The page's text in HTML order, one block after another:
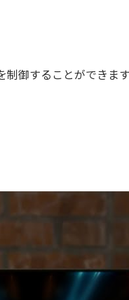
御することができま